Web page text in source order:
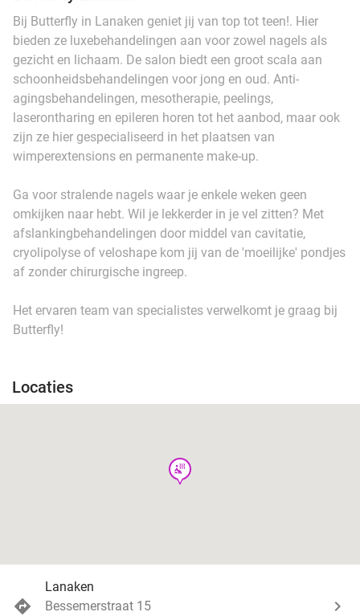
Bij Butterfly in Lanaken geniet jij van top tot teen!. Hier
bieden ze luxebehandelingen aan voor zowel nagels als
gezicht en lichaam. De salon biedt een groot scala aan
schoonheidsbehandelingen voor jong en oud. Anti-
agingsbehandelingen, mesotherapie, peelings,
laserontharing en epileren horen tot het aanbod, maar ook
zijn ze hier gespecialiseerd in het plaatsen van
wimperextensions en permanente make-up.
Ga voor stralende nagels waar je enkele weken geen
omkijken naar hebt. Wil je lekkerder in je vel zitten? Met
afslankingbehandelingen door middel van cavitatie,
cryolipolyse of veloshape kom jij van de 'moeilijke' pondjes
af zonder chirurgische ingreep.
Het ervaren team van specialistes verwelkomt je graag bij
Butterfly!
Locaties
wellness
Lanaken
Bessemerstraat 15